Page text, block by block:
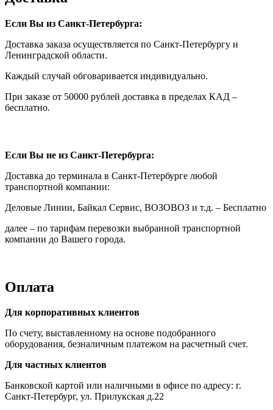
Если Вы из Санкт-Петербурга:
Доставка заказа осуществляется по Санкт-Петербургу и
Ленинградской области.
Каждый случай обговаривается индивидуально.
При заказе от 50000 рублей доставка в пределах КАД –
бесплатно.
Если Вы не из Санкт-Петербурга:
Доставка до терминала в Санкт-Петербурге любой
транспортной компании:
Деловые Линии, Байкал Сервис, ВОЗОВОЗ и т.д. – Бесплатно
далее – по тарифам перевозки выбранной транспортной
компании до Вашего города.
Оплата
Для корпоративных клиентов
По счету, выставленному на основе подобранного
оборудования, безналичным платежом на расчетный счет.
Для частных клиентов
Банковской картой или наличными в офисе по адресу: г.
Санкт-Петербург, ул. Прилукская д.22